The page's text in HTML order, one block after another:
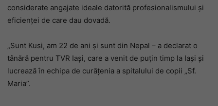
considerate angajate ideale datorită profesionalismului și
eficienței de care dau dovadă.
„Sunt Kusi, am 22 de ani și sunt din Nepal – a declarat o
tânără pentru TVR Iași, care a venit de puțin timp la Iași și
lucrează în echipa de curățenia a spitalului de copii „Sf.
Maria”.